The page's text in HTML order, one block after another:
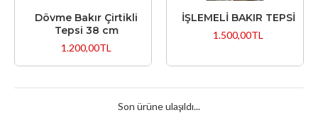
Dövme Bakır Çirtikli
Tepsi 38 cm
1.200,00TL
İŞLEMELİ BAKIR TEPSİ
1.500,00TL
Son ürüne ulaşıldı...